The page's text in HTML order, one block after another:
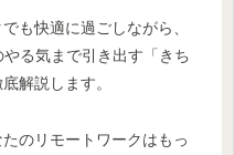
も快適に過ごしながら、
る気まで引き出す「きち
解説します。
のリモートワークはもっ